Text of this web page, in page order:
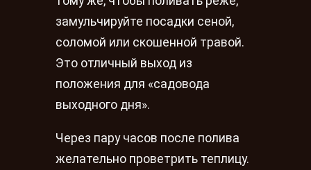
замульчируйте посадки сеной,
соломой или скошенной травой.
Это отличный выход из
положения для «садовода
выходного дня».
Через пару часов после полива
желательно проветрить теплицу.